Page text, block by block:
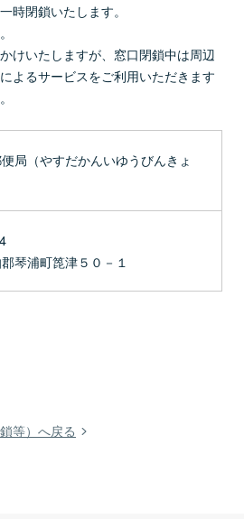
時閉鎖いたします。
けいたしますが、窓口閉鎖中は周辺
よるサービスをご利用いただきます
局（やすだかんいゆうびんきょ
琴浦町箆津５０－１
等）へ戻る